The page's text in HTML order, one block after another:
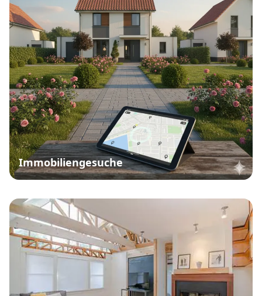
Immobiliengesuche